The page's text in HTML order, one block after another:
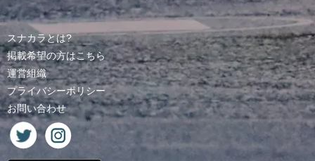
スナカラとは?
掲載希望の方はこちら
運営組織
プライバシーポリシー
お問い合わせ